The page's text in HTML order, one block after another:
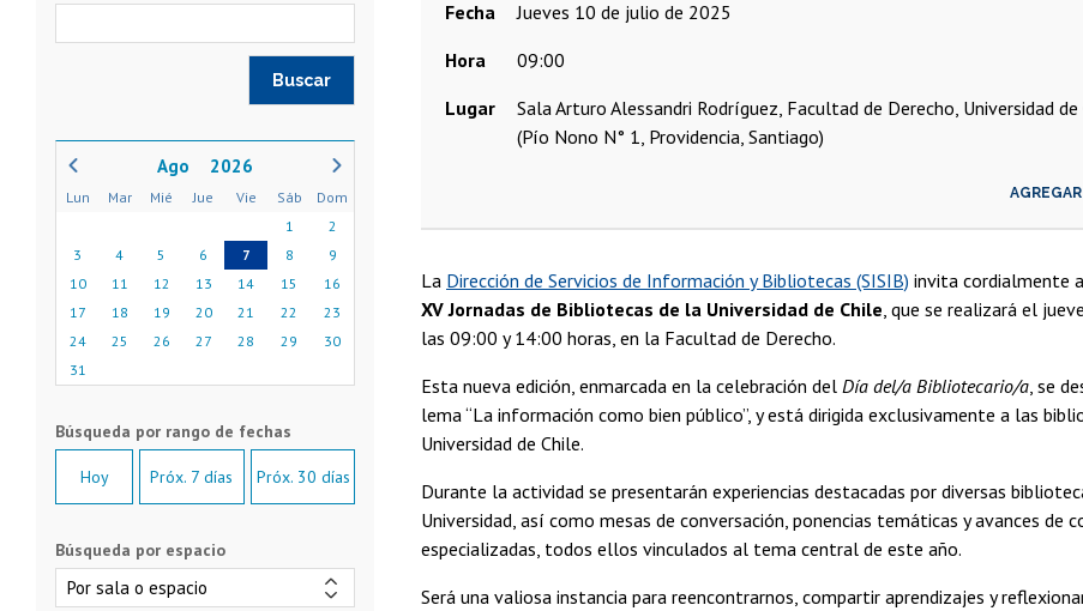
Fecha
jueves 10 de julio de 2025
Hora
09:00
Lugar
Sala Arturo Alessandri Rodríguez, Facultad de Derecho, Universidad de
(Pío Nono N° 1, Providencia, Santiago)
La Dirección de Servicios de Información y Bibliotecas (SISIB) invita cordialmente
XV Jornadas de Bibliotecas de la Universidad de Chile , que se realizará el
las 09:00 y 14:00 horas, en la Facultad de Derecho.
Esta nueva edición, enmarcada en la celebración del Día del/a Bibliotecario/a , se
lema “La información como bien público”, y está dirigida exclusivamente a las
Universidad de Chile.
Durante la actividad se presentarán experiencias destacadas por diversas
Universidad, así como mesas de conversación, ponencias temáticas y avances de
especializadas, todos ellos vinculados al tema central de este año.
Será una valiosa instancia para reencontrarnos, compartir aprendizajes y
2026
Lun Mar Mié Jue Vie Sáb
Dom
1
2
3
4 5 6 7 8
9
10
11 12 13 14 15
16
17
18 19 20 21 22
23
24
25 26 27 28 29
30
31
Hoy Próx. 7 días Próx. 30 días
Búsqueda por espacio